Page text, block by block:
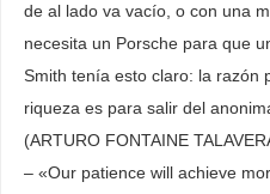
de al lado va vacío, o con una
necesita un Porsche para que
Smith tenía esto claro: la razón
riqueza es para salir del
(ARTURO FONTAINE
– «Our patience will achieve